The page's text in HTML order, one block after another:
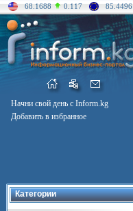
68.1688 0.117 85.4496
Начни свой день с Inform.kg
Добавить в избранное
Категории